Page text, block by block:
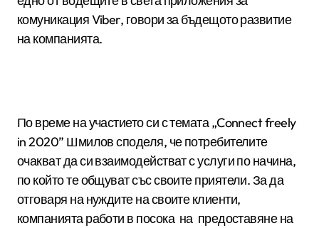
комуникация Viber, говори за бъдещото развитие
на компанията.
По време на участието си с темата „Connect freely
in 2020” Шмилов споделя, че потребителите
очакват да си взаимодействат с услуги по начина,
по който те общуват със своите приятели. За да
отговаря на нуждите на своите клиенти,
компанията работи в посока на предоставяне на